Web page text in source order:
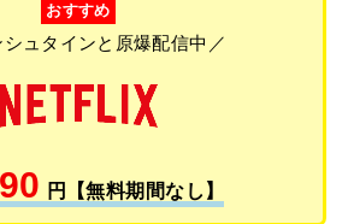
おすすめ
シュタインと原爆配信中／
円【無料期間なし】